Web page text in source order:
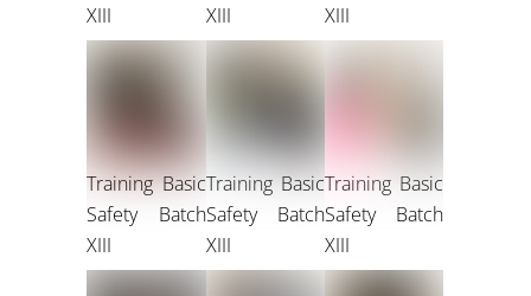
XIII
XIII
XIII
Training Basic
Safety Batch
XIII
Training Basic
Safety Batch
XIII
Training Basic
Safety Batch
XIII